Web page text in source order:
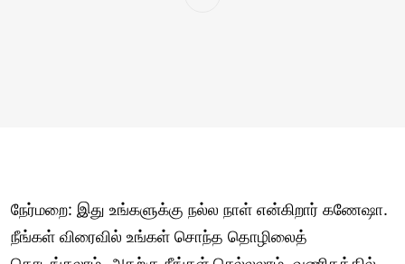
நேர்மறை: இது உங்களுக்கு நல்ல நாள் என்கிறார் கணேஷா.
நீங்கள் விரைவில் உங்கள் சொந்த தொழிலைத்